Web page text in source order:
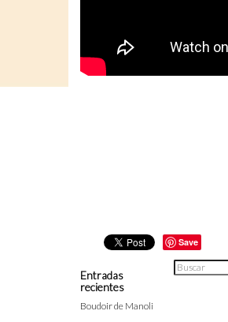
Save
Entradas
recientes
Boudoir de Manoli